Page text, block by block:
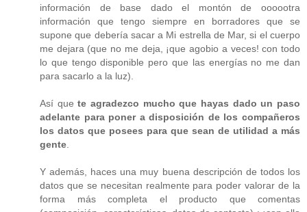
información de base dado el montón de oooootra
información que tengo siempre en borradores que se
supone que debería sacar a Mi estrella de Mar, si el cuerpo
me dejara (que no me deja, ¡que agobio a veces! con todo
lo que tengo disponible pero que las energías no me dan
para sacarlo a la luz).
Así quete agradezco mucho que hayas dado un paso
adelante para poner a disposición de los compañeros
los datos que posees para que sean de utilidad a más
gente.
Y además, haces una muy buena descripción de todos los
datos que se necesitan realmente para poder valorar de la
forma más completa el producto que comentas